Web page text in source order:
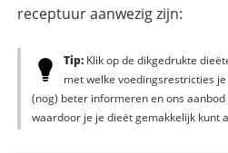
receptuur aanwezig zijn:
Tip:Klik op de dikgedrukte
met welke voedingsrestricties
(nog) beter informeren en ons
waardoor je je dieët gemakkelijk kunt